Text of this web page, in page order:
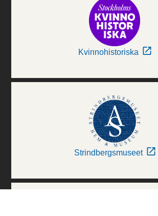
Kvinnohistoriska
Strindbergsmuseet